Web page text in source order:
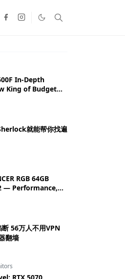
In-Depth
King of Budget
就能帮你找遍
RGB 64GB
— Performance,
Value Review
56万人不用VPN
翻墙